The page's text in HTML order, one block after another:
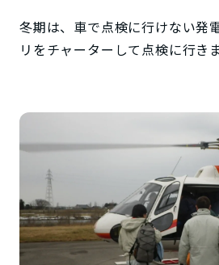
冬期は、車で点検に行けない発
リをチャーターして点検に行きま